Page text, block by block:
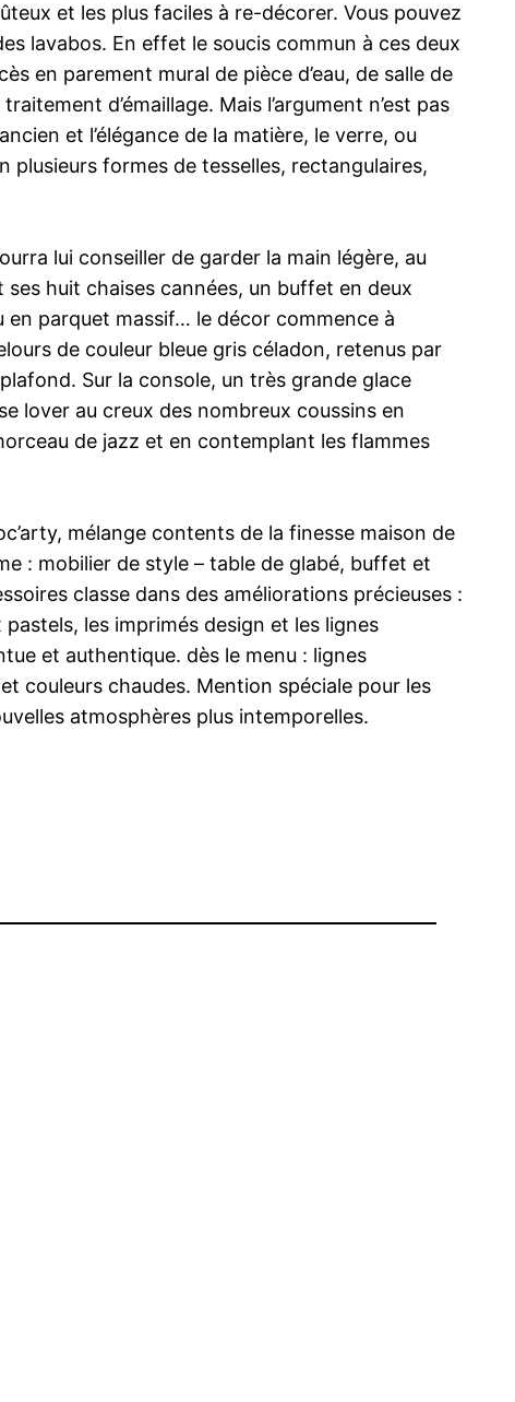
et les plus faciles à re-décorer. Vous pouvez
lavabos. En effet le soucis commun à ces deux
en parement mural de pièce d’eau, de salle de
d’émaillage. Mais l’argument n’est pas
et l’élégance de la matière, le verre, ou
plusieurs formes de tesselles, rectangulaires,
lui conseiller de garder la main légère, au
huit chaises cannées, un buffet en deux
en parquet massif… le décor commence à
de couleur bleue gris céladon, retenus par
Sur la console, un très grande glace
lover au creux des nombreux coussins en
de jazz et en contemplant les flammes
mélange contents de la finesse maison de
: mobilier de style – table de glabé, buffet et
classe dans des améliorations précieuses :
les imprimés design et les lignes
et authentique. dès le menu : lignes
couleurs chaudes. Mention spéciale pour les
atmosphères plus intemporelles.